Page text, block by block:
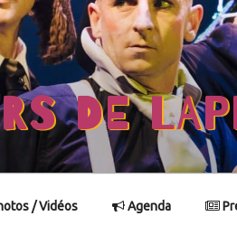
DE
/ Vidéos Agenda